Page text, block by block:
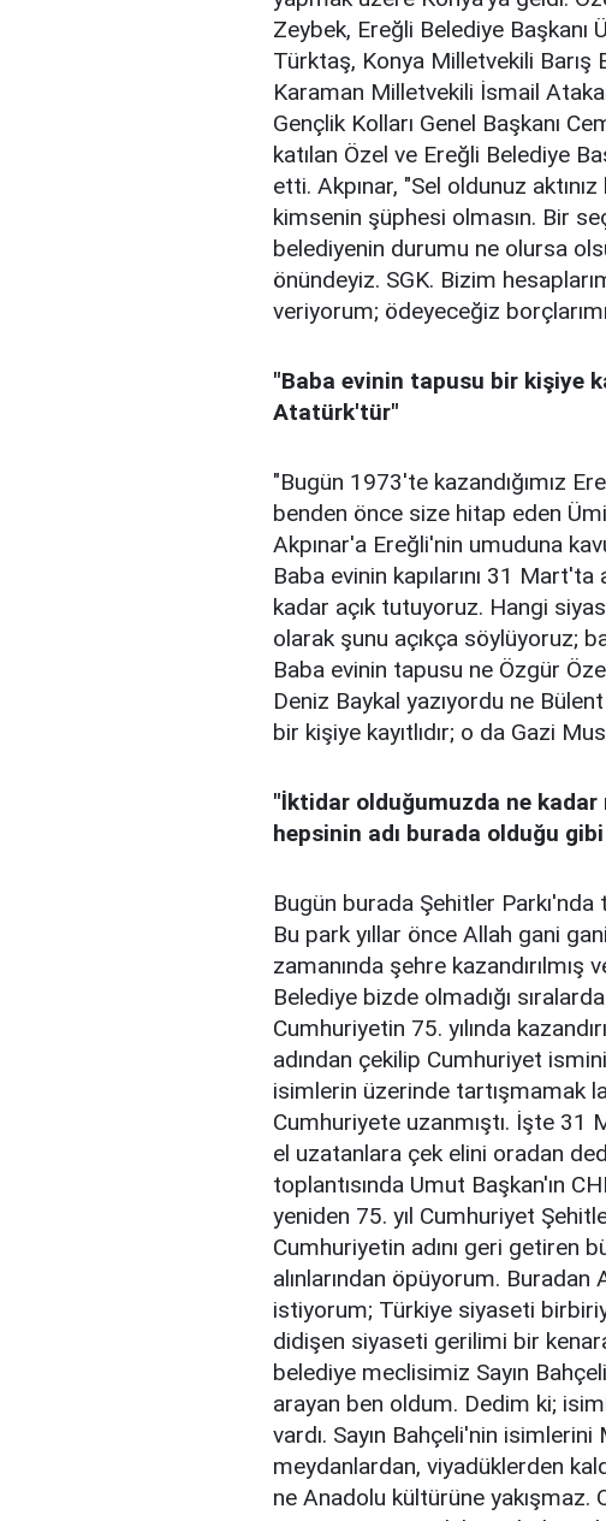
Zeybek, Ereğli Belediye Başkanı
Türktaş, Konya Milletvekili Barış
Karaman Milletvekili İsmail
Gençlik Kolları Genel Başkanı
katılan Özel ve Ereğli Belediye
etti. Akpınar, "Sel oldunuz
kimsenin şüphesi olmasın. Bir
belediyenin durumu ne olursa
önündeyiz. SGK. Bizim
veriyorum; ödeyeceğiz
"Baba evinin tapusu bir kişiye
Atatürk'tür"
"Bugün 1973'te kazandığımız
benden önce size hitap eden
Akpınar'a Ereğli'nin umuduna
Baba evinin kapılarını 31
kadar açık tutuyoruz. Hangi
olarak şunu açıkça söylüyoruz;
Baba evinin tapusu ne Özgür
Deniz Baykal yazıyordu ne
bir kişiye kayıtlıdır; o da Gazi
"İktidar olduğumuzda ne kadar
hepsinin adı burada olduğu
Bugün burada Şehitler
Bu park yıllar önce Allah gani
zamanında şehre
Belediye bizde olmadığı
Cumhuriyetin 75. yılında
adından çekilip Cumhuriyet
isimlerin üzerinde tartışmamak
Cumhuriyete uzanmıştı. İşte 31
el uzatanlara çek elini oradan
toplantısında Umut Başkan'ın
yeniden 75. yıl Cumhuriyet
Cumhuriyetin adını geri getiren
alınlarından öpüyorum.
istiyorum; Türkiye siyaseti
didişen siyaseti gerilimi bir
belediye meclisimiz Sayın
arayan ben oldum. Dedim ki;
vardı. Sayın Bahçeli'nin isimlerini
meydanlardan, viyadüklerden
ne Anadolu kültürüne